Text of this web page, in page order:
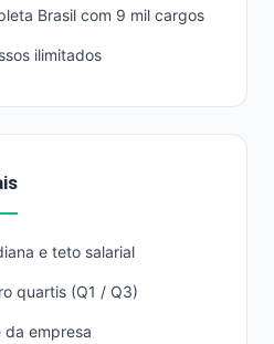
Brasil com 9 mil cargos
ilimitados
e teto salarial
quartis (Q1 / Q3)
da empresa